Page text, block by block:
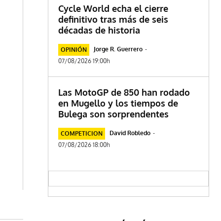
Cycle World echa el cierre
definitivo tras más de seis
décadas de historia
OPINIÓN Jorge R. Guerrero -
07/08/2026 19:00h
Las MotoGP de 850 han rodado
en Mugello y los tiempos de
Bulega son sorprendentes
COMPETICION David Robledo -
07/08/2026 18:00h